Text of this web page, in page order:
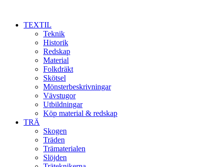
TEXTIL
Teknik
Historik
Redskap
Material
Folkdräkt
Skötsel
Mönsterbeskrivningar
Vävstugor
Utbildningar
Köp material & redskap
TRÄ
Skogen
Träden
Trämaterialen
Slöjden